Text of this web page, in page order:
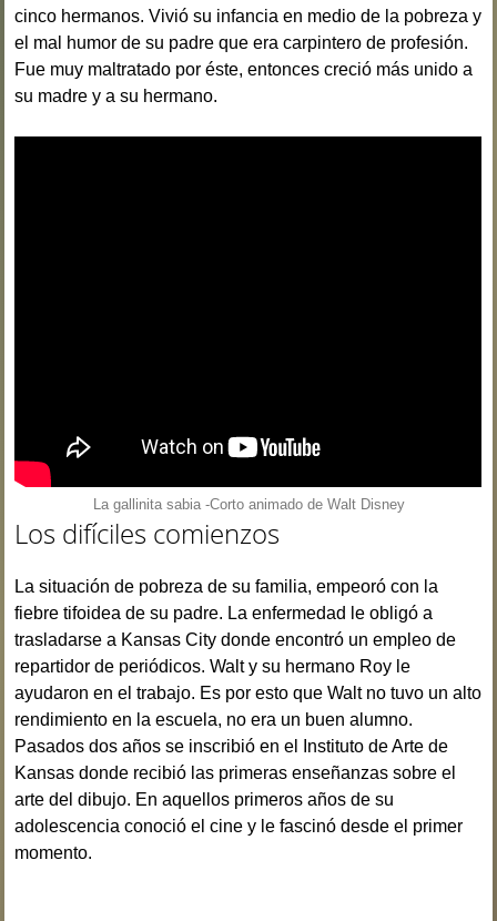
cinco hermanos. Vivió su infancia en medio de la pobreza y
el mal humor de su padre que era carpintero de profesión.
Fue muy maltratado por éste, entonces creció más unido a
su madre y a su hermano.
La gallinita sabia -Corto animado de Walt Disney
Los difíciles comienzos
La situación de pobreza de su familia, empeoró con la
fiebre tifoidea de su padre. La enfermedad le obligó a
trasladarse a Kansas City donde encontró un empleo de
repartidor de periódicos. Walt y su hermano Roy le
ayudaron en el trabajo. Es por esto que Walt no tuvo un alto
rendimiento en la escuela, no era un buen alumno.
Pasados dos años se inscribió en el Instituto de Arte de
Kansas donde recibió las primeras enseñanzas sobre el
arte del dibujo. En aquellos primeros años de su
adolescencia conoció el cine y le fascinó desde el primer
momento.